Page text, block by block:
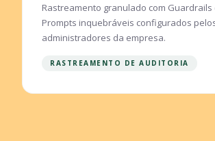
Rastreamento granulado com Guardrails
Prompts inquebráveis configurados
administradores da empresa.
RASTREAMENTO DE AUDITORIA